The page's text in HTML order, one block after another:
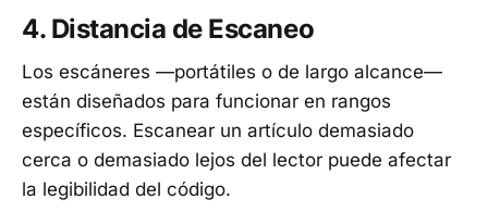
4. Distancia de Escaneo
Los escáneres —portátiles o de largo alcance—
están diseñados para funcionar en rangos
específicos. Escanear un artículo demasiado
cerca o demasiado lejos del lector puede afectar
la legibilidad del código.